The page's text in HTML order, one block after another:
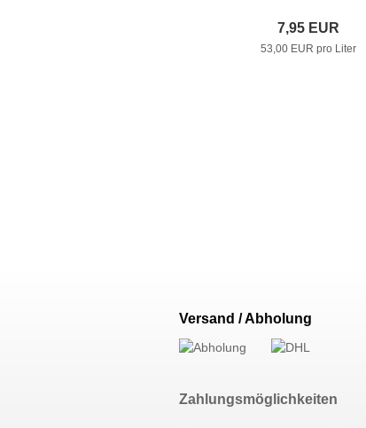
7,95 EUR
53,00 EUR pro Liter
Versand / Abholung
Zahlungsmöglichkeiten